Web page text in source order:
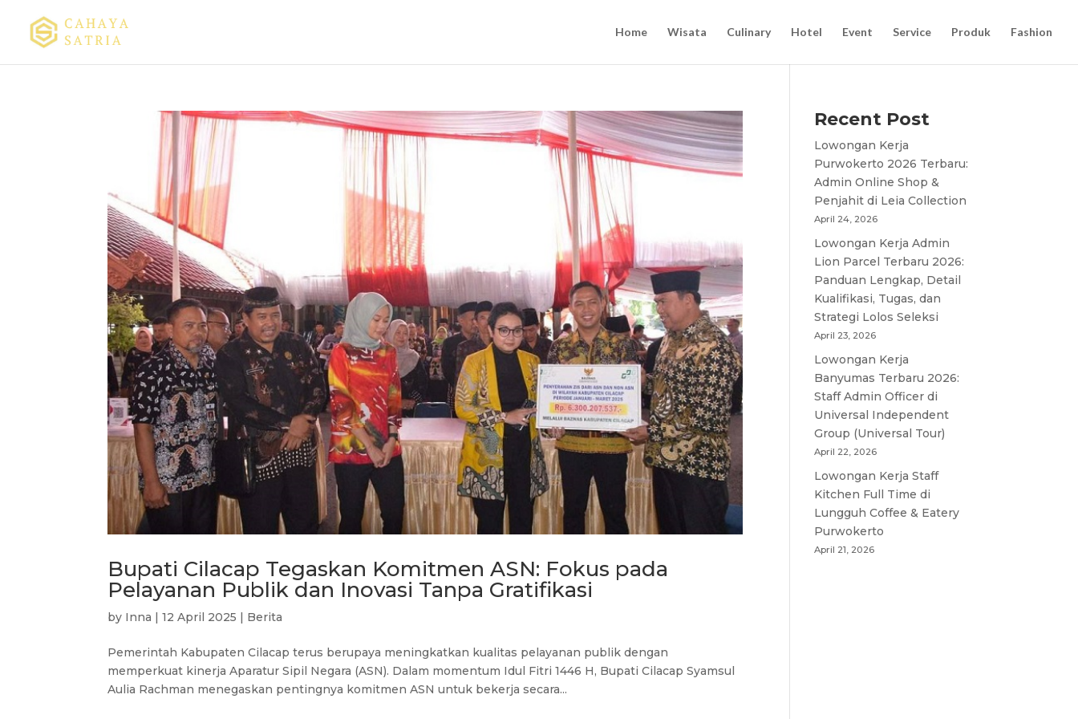
Home Wisata Culinary Hotel Event Service Produk Fashion
Bupati Cilacap Tegaskan Komitmen ASN: Fokus pada
Pelayanan Publik dan Inovasi Tanpa Gratifikasi
by Inna |12 April 2025 | Berita
Pemerintah Kabupaten Cilacap terus berupaya meningkatkan kualitas pelayanan publik dengan
memperkuat kinerja Aparatur Sipil Negara (ASN). Dalam momentum Idul Fitri 1446 H, Bupati Cilacap Syamsul
Aulia Rachman menegaskan pentingnya komitmen ASN untuk bekerja secara...
Recent Post
Lowongan Kerja
Purwokerto 2026 Terbaru:
Admin Online Shop &
Penjahit di Leia Collection
April 24, 2026
Lowongan Kerja Admin
Lion Parcel Terbaru 2026:
Panduan Lengkap, Detail
Kualifikasi, Tugas, dan
Strategi Lolos Seleksi
April 23, 2026
Lowongan Kerja
Banyumas Terbaru 2026:
Staff Admin Officer di
Universal Independent
Group (Universal Tour)
April 22, 2026
Lowongan Kerja Staff
Kitchen Full Time di
Lungguh Coffee & Eatery
Purwokerto
April 21, 2026